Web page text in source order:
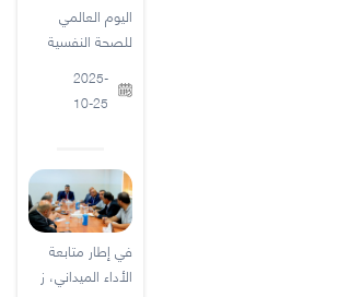
اليوم العالمي
للصحة النفسية
2025-
10-25
في إطار متابعة
الأداء الميداني، ز